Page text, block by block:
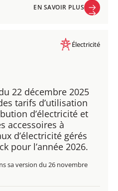
EN SAVOIR PLUS
Électricité
22 décembre 2025
tarifs d’utilisation
d’électricité et
accessoires à
d’électricité gérés
pour l’année 2026.
sa version du 26 novembre